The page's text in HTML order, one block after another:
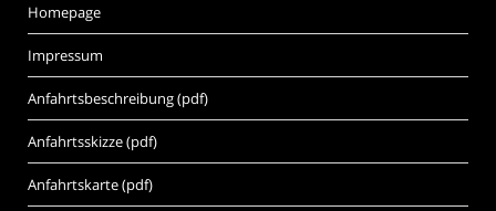
Homepage
Impressum
Anfahrtsbeschreibung (pdf)
Anfahrtsskizze (pdf)
Anfahrtskarte (pdf)